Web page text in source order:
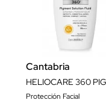
Cantabria
HELIOCARE 360
Protección Facial